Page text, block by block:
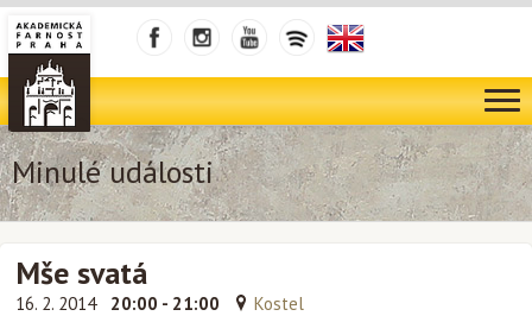
Minulé události
Mše svatá
16. 2. 2014 20:00 - 21:00 Kostel